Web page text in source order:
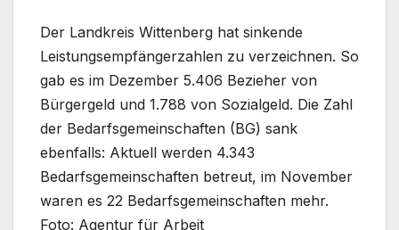
Der Landkreis Wittenberg hat sinkende
Leistungsempfängerzahlen zu verzeichnen. So
gab es im Dezember 5.406 Bezieher von
Bürgergeld und 1.788 von Sozialgeld. Die Zahl
der Bedarfsgemeinschaften (BG) sank
ebenfalls: Aktuell werden 4.343
Bedarfsgemeinschaften betreut, im November
waren es 22 Bedarfsgemeinschaften mehr.
Foto: Agentur für Arbeit